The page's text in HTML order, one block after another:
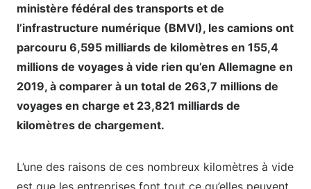
ministère fédéral des transports et de
l’infrastructure numérique (BMVI), les camions ont
parcouru 6,595 milliards de kilomètres en 155,4
millions de voyages à vide rien qu’en Allemagne en
2019, à comparer à un total de 263,7 millions de
voyages en charge et 23,821 milliards de
kilomètres de chargement.
L’une des raisons de ces nombreux kilomètres à vide
est que les entreprises font tout ce qu’elles peuvent